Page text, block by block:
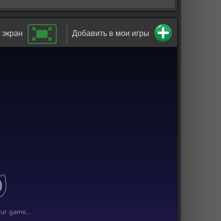
Добавить в мои игры